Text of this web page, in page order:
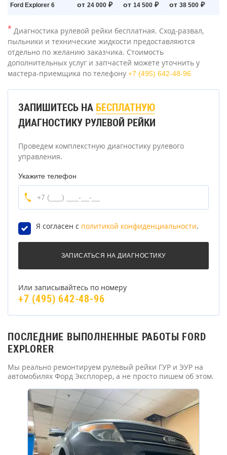
Ford Explorer 6 от 24 000 ₽ от 14 500 ₽ от 38 500 ₽
* Диагностика рулевой рейки бесплатная. Сход-развал,
пыльники и технические жидкости предоставляются
отдельно по желанию заказчика. Стоимость
дополнительных услуг и запчастей можете уточнить у
мастера-приемщика по телефону +7 (495) 642-48-96
ЗАПИШИТЕСЬ НА БЕСПЛАТНУЮ
ДИАГНОСТИКУ РУЛЕВОЙ РЕЙКИ
Проведем комплекстную диагностику рулевого
управления.
Укажите телефон
Я согласен с политикой конфиденциальности.
Или записывайтесь по номеру
+7 (495) 642-48-96
ПОСЛЕДНИЕ ВЫПОЛНЕННЫЕ РАБОТЫ FORD
EXPLORER
Мы реально ремонтируем рулевый рейки ГУР и ЭУР на
автомобилях Форд Эксплорер, а не просто пишем об этом.